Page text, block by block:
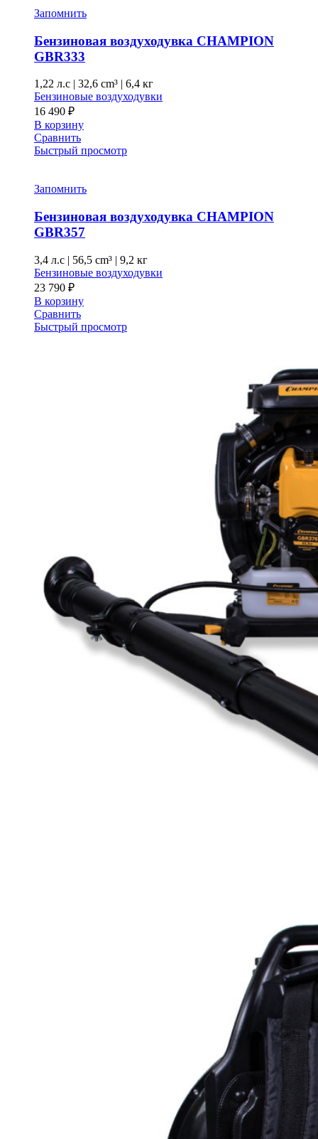
Запомнить
Бензиновая воздуходувка CHAMPION
GBR333
1,22 л.с | 32,6 cm³ | 6,4 кг
Бензиновые воздуходувки
16 490 ₽
В корзину
Сравнить
Быстрый просмотр
Запомнить
Бензиновая воздуходувка CHAMPION
GBR357
3,4 л.с | 56,5 cm³ | 9,2 кг
Бензиновые воздуходувки
23 790 ₽
В корзину
Сравнить
Быстрый просмотр